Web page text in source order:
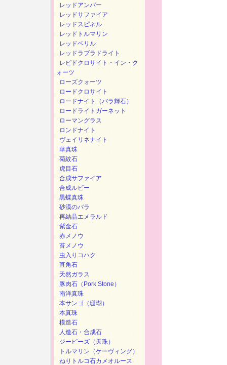
レッドアンバー
レッドサファイア
レッドスピネル
レッドトルマリン
レッドベリル
レッドラブラドライト
レビドクロサイト・イン・ク
ォーツ
ローズクォーツ
ロードクロサイト
ロードナイト（バラ輝石）
ロードライトガーネット
ローマングラス
ロンドナイト
ヴェイリネナイト
華真珠
菊紋石
虎目石
合成サファイア
合成ルビー
黒蝶真珠
砂漠のバラ
再結晶エメラルド
紫金石
赤メノウ
苔メノウ
虫入りコハク
直角石
天然ガラス
豚肉石（Pork Stone）
南洋真珠
本サンゴ（珊瑚）
本真珠
模造石
人造石・合成石
ジービーズ（天珠）
トルマリン（ケーヴィング）
ねりトルコ石カメオルース